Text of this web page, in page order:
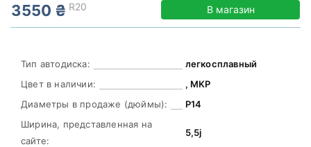
3550 ₴ R20 В магазин
Тип автодиска:
легкосплавный
Цвет в наличии:
, MKP
Диаметры в продаже (дюймы):
Р14
Ширина, представленная на
сайте:
5,5j
Сбросить Подобрать